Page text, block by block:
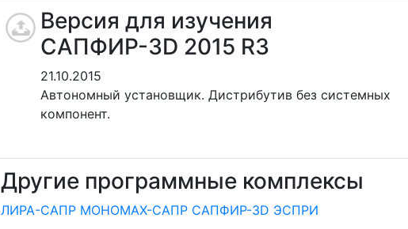
Версия для изучения
САПФИР-3D 2015 R3
21.10.2015
Автономный установщик. Дистрибутив без системных
компонент.
Другие программные комплексы
ЛИРА-САПР МОНОМАХ-САПР САПФИР-3D ЭСПРИ